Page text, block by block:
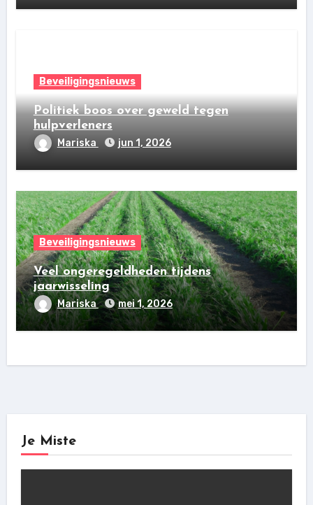
Beveiligingsnieuws
Politiek boos over geweld tegen
hulpverleners
Mariska jun 1, 2026
Beveiligingsnieuws
Veel ongeregeldheden tijdens
jaarwisseling
Mariska mei 1, 2026
Je Miste